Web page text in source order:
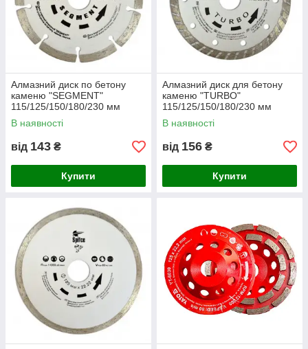
Алмазний диск по бетону
каменю "SEGMENT"
115/125/150/180/230 мм
В наявності
від 143 ₴
Купити
Алмазний диск для бетону
каменю "TURBO"
115/125/150/180/230 мм
В наявності
від 156 ₴
Купити